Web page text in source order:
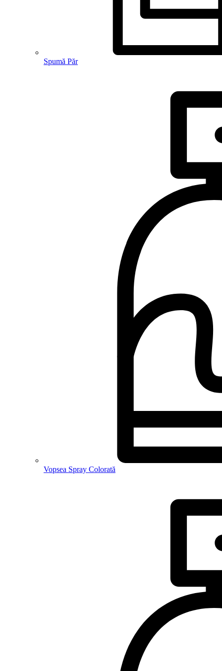
Spumă Păr
Vopsea Spray Colorată